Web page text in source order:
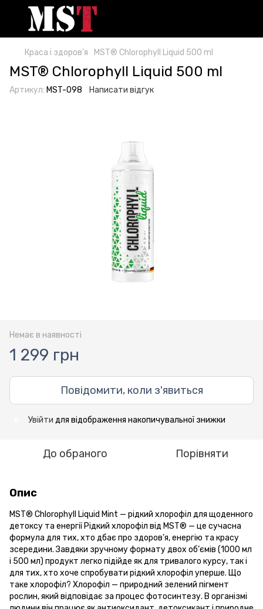
Краса і здоров’я MST® Chlorophyll Liquid 500 ml
MST® Chlorophyll Liquid 500 ml
Артикул: MST-098 Написати відгук
Немає в наявності
1 299 грн
Повідомити, коли з'явиться
Увійти для відображення накопичувальної знижки
До обраного Порівняти
Опис
MST® Chlorophyll Liquid Mint — рідкий хлорофіл для щоденного
детоксу та енергії Рідкий хлорофіл від MST® — це сучасна
формула для тих, хто дбає про здоров’я, енергію та красу
зсередини. Завдяки зручному формату двох об’ємів (1000 мл
і 500 мл) продукт легко підійде як для тривалого курсу, так і
для тих, хто хоче спробувати рідкий хлорофіл уперше. Що
таке хлорофіл? Хлорофіл — природний зелений пігмент
рослин, який відповідає за процес фотосинтезу. В організмі